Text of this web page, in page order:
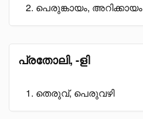
പെരുങ്കായം, അറിക്കായം
പ്രതോലി, -ളി
തെരുവ്, പെരുവഴി